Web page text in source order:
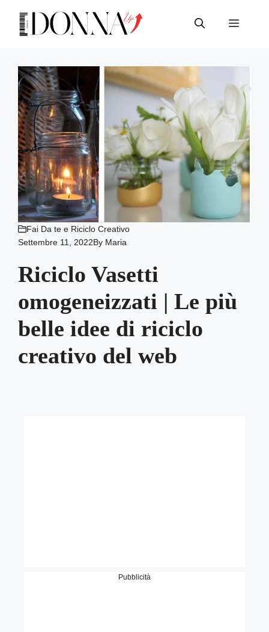
contenuto
Menu
Fai Da te e Riciclo Creativo
Settembre 11, 2022By Maria
Riciclo Vasetti
omogeneizzati | Le più
belle idee di riciclo
creativo del web
Pubblicità